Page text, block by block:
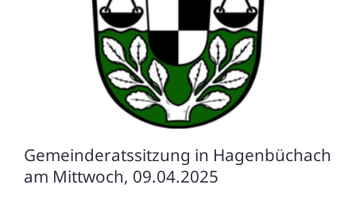
Gemeinderatssitzung in Hagenbüchach
am Mittwoch, 09.04.2025